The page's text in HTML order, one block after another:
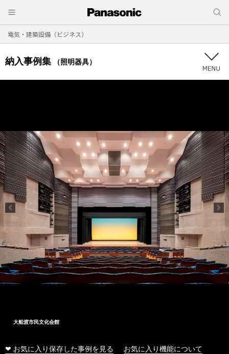
電気・建築設備（ビジネス）
納入事例集 （照明器具）
大船渡市民文化会館
❤ お気に入り保存した事例を見る お気に入り機能について